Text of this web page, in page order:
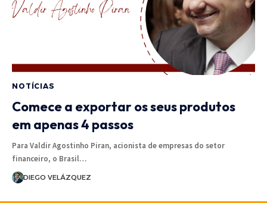
NOTÍCIAS
Comece a exportar os seus produtos
em apenas 4 passos
Para Valdir Agostinho Piran, acionista de empresas do setor
financeiro, o Brasil…
DIEGO VELÁZQUEZ